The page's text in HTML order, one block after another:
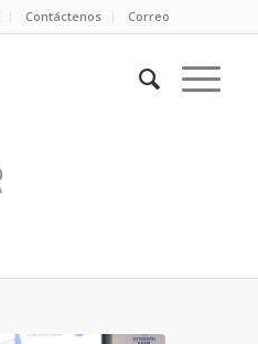
Contáctenos Correo